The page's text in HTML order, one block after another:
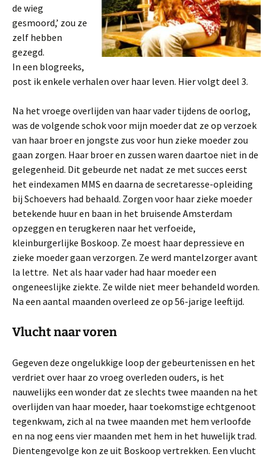
de wieg
gesmoord,’ zou ze
zelf hebben
gezegd.
In een blogreeks,
post ik enkele verhalen over haar leven. Hier volgt deel 3.
Na het vroege overlijden van haar vader tijdens de oorlog,
was de volgende schok voor mijn moeder dat ze op verzoek
van haar broer en jongste zus voor hun zieke moeder zou
gaan zorgen. Haar broer en zussen waren daartoe niet in de
gelegenheid. Dit gebeurde net nadat ze met succes eerst
het eindexamen MMS en daarna de secretaresse-opleiding
bij Schoevers had behaald. Zorgen voor haar zieke moeder
betekende huur en baan in het bruisende Amsterdam
opzeggen en terugkeren naar het verfoeide,
kleinburgerlijke Boskoop. Ze moest haar depressieve en
zieke moeder gaan verzorgen. Ze werd mantelzorger avant
la lettre. Net als haar vader had haar moeder een
ongeneeslijke ziekte. Ze wilde niet meer behandeld worden.
Na een aantal maanden overleed ze op 56-jarige leeftijd.
Vlucht naar voren
Gegeven deze ongelukkige loop der gebeurtenissen en het
verdriet over haar zo vroeg overleden ouders, is het
nauwelijks een wonder dat ze slechts twee maanden na het
overlijden van haar moeder, haar toekomstige echtgenoot
tegenkwam, zich al na twee maanden met hem verloofde
en na nog eens vier maanden met hem in het huwelijk trad.
Dientengevolge kon ze uit Boskoop vertrekken. Een vlucht